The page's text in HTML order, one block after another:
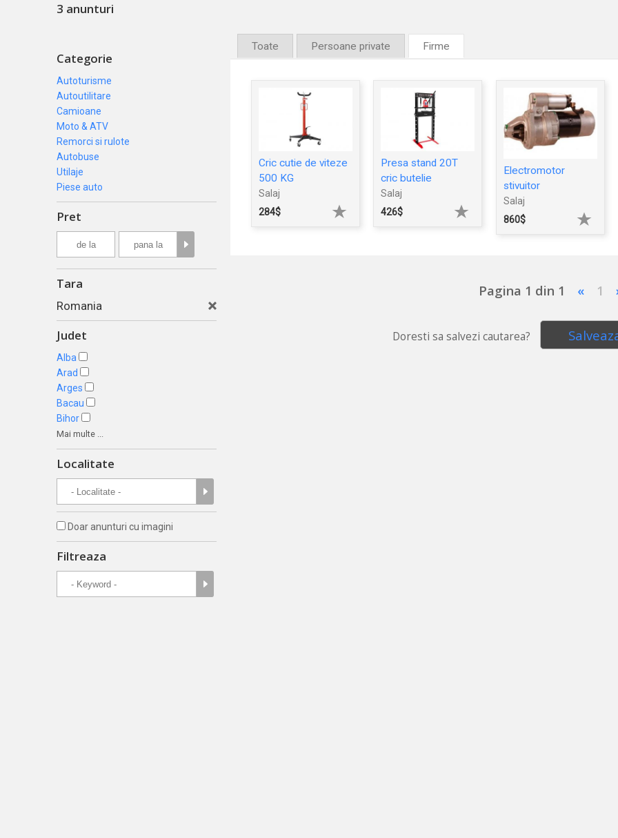
3 anunturi
Categorie
Autoturisme
Autoutilitare
Camioane
Moto & ATV
Remorci si rulote
Autobuse
Utilaje
Piese auto
Pret
Tara
Romania
Judet
Alba
Arad
Arges
Bacau
Bihor
Mai multe ...
Localitate
Doar anunturi cu imagini
Filtreaza
Toate Persoane private Firme
Cric cutie de viteze
500 KG
Salaj
284$
Presa stand 20T
cric butelie
Salaj
426$
Electromotor
stivuitor
Salaj
860$
Pagina 1 din 1 « 1
Doresti sa salvezi cautarea?